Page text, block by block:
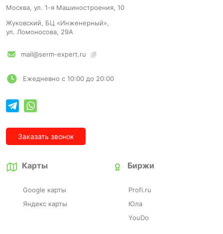
Москва, ул. 1-я Машиностроения, 10
Жуковский, БЦ «Инженерный»,
ул. Ломоносова, 29А
mail@serm-expert.ru
Ежедневно с 10:00 до 20:00
Заказать звонок
Карты
Google карты
Яндекс карты
Биржи
Profi.ru
Юла
YouDo